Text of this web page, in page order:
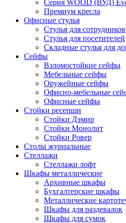
Серия WOOD (ВУД)
Премиум кресла
Офисные стулья
Стулья для сотрудников
Стулья для посетителей
Складные стулья для
Сейфы
Взломостойкие сейфы
Мебельные сейфы
Оружейные сейфы
Офисно-мебельные
Офисные сейфы
Стойки ресепшн
Стойки Дэмир
Стойки Монолит
Стойки Ровер
Столы журнальные
Стеллажи
Стеллажи лофт
Шкафы металлические
Архивные шкафы
Бухгалтерские шкафы
Металлические
Шкафы для раздевалок
Шкафы для сумок